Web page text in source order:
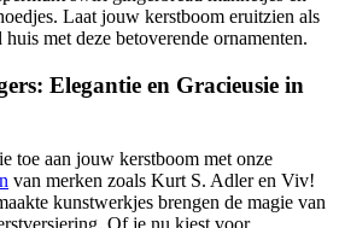
Laat jouw kerstboom eruitzien als
met deze betoverende ornamenten.
Elegantie en Gracieusie in
toe aan jouw kerstboom met onze
van merken zoals Kurt S. Adler en Viv!
kunstwerkjes brengen de magie van
Of je nu kiest voor